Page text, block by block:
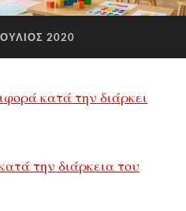
2020
κατά την διάρκει
την διάρκεια του